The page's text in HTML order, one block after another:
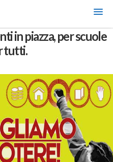
in piazza, per scuole
tutti.